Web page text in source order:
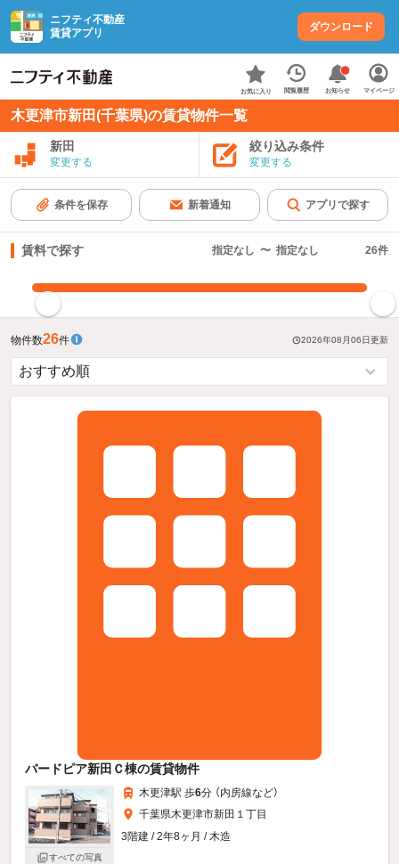
ニフティ不動産
賃貸アプリ
ダウンロード
お気に入り 閲覧履歴 お知らせ マイページ
木更津市新田(千葉県)の賃貸物件一覧
新田
変更する
絞り込み条件
変更する
条件を保存 新着通知 アプリで探す
賃料で探す 指定なし 〜 指定なし 26件
物件数26件 2026年08月06日更新
バードピア新田Ｃ棟の賃貸物件
すべての写真
木更津駅 歩6分 （内房線など）
千葉県木更津市新田１丁目
3階建 / 2年8ヶ月 / 木造